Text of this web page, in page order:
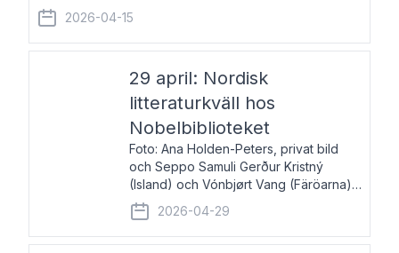
arkeolog, författare, översättare och fil.dr i antikens
kultur och samhällsliv. Ut
2026-04-15
29 april: Nordisk
litteraturkväll hos
Nobelbiblioteket
Foto: Ana Holden-Peters, privat bild
och Seppo Samuli Gerður Kristný
(Island) och Vónbjørt Vang (Färöarna)
läser ur sina verk och samtalar med
John Swedenmark. De läser upp på
färöiska, isländska och svenska och
2026-04-29